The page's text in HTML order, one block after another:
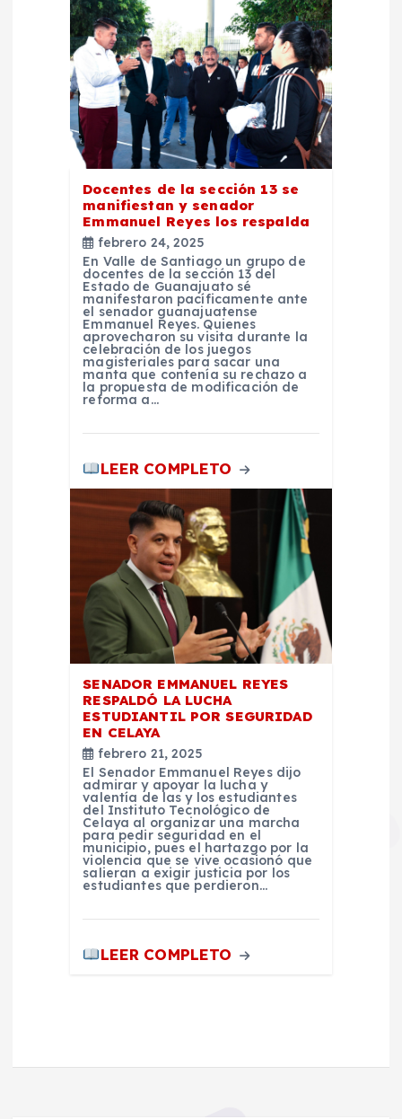
Docentes de la sección 13 se
manifiestan y senador
Emmanuel Reyes los respalda
febrero 24, 2025
En Valle de Santiago un grupo de
docentes de la sección 13 del
Estado de Guanajuato sé
manifestaron pacíficamente ante
el senador guanajuatense
Emmanuel Reyes. Quienes
aprovecharon su visita durante la
celebración de los juegos
magisteriales para sacar una
manta que contenía su rechazo a
la propuesta de modificación de
reforma a…
LEER COMPLETO
SENADOR EMMANUEL REYES
RESPALDÓ LA LUCHA
ESTUDIANTIL POR SEGURIDAD
EN CELAYA
febrero 21, 2025
El Senador Emmanuel Reyes dijo
admirar y apoyar la lucha y
valentía de las y los estudiantes
del Instituto Tecnológico de
Celaya al organizar una marcha
para pedir seguridad en el
municipio, pues el hartazgo por la
violencia que se vive ocasionó que
salieran a exigir justicia por los
estudiantes que perdieron…
LEER COMPLETO